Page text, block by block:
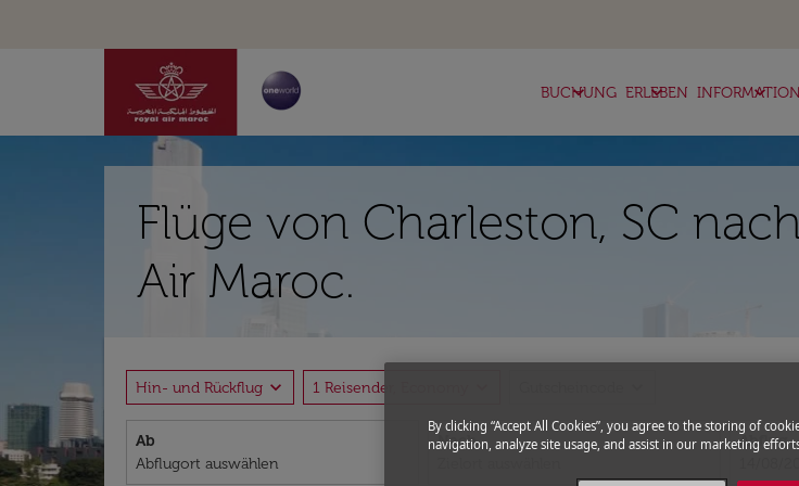
BUCHUNG
keyboard_arrow_down ERLEBEN
keyboard_arrow_down keyboard_arrow_down
Flüge von Charleston, SC
Air Maroc.
Hin- und Rückflug expand_more 1 Reisender, Economy
Ab Nach
Abflug
By clicking “Accept All Cookies”, you agree to the storing of
navigation, analyze site usage, and assist in our marketing